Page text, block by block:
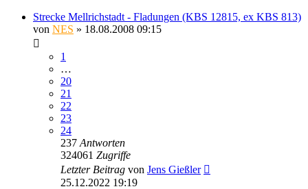
Strecke Mellrichstadt - Fladungen (KBS 12815, ex KBS 813)
von NES » 18.08.2008 09:15
1
…
20
21
22
23
24
237 Antworten
324061 Zugriffe
Letzter Beitrag von Jens Gießler
25.12.2022 19:19